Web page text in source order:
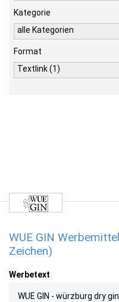
Kategorie
alle Kategorien
Format
Textlink (1)
WUE GIN
Zeichen)
Werbetext
WUE GIN - würzburg dry gin